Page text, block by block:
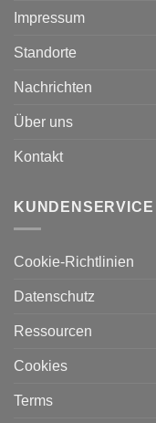
Impressum
Standorte
Nachrichten
Über uns
Kontakt
KUNDENSERVICE
Cookie-Richtlinien
Datenschutz
Ressourcen
Cookies
Terms